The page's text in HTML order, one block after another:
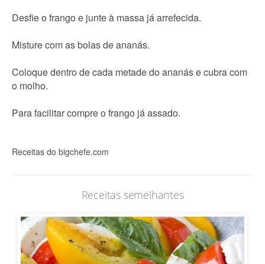
Desfie o frango e junte à massa já arrefecida.
Misture com as bolas de ananás.
Coloque dentro de cada metade do ananás e cubra com
o molho.
Para facilitar compre o frango já assado.
Receitas do bigchefe.com
Receitas semelhantes